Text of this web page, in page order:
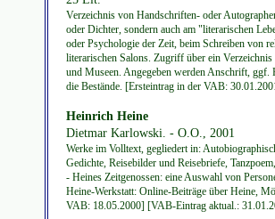
Verzeichnis von Handschriften- oder
oder Dichter, sondern auch am "literarischen
oder Psychologie der Zeit, beim Schreiben von
literarischen Salons. Zugriff über ein
und Museen. Angegeben werden Anschrift, ggf.
die Bestände. [Ersteintrag in der VAB:
Heinrich Heine
Dietmar Karlowski. - O.O., 2001
Werke im Volltext, gegliedert in:
Gedichte, Reisebilder und Reisebriefe,
- Heines Zeitgenossen: eine Auswahl von
Heine-Werkstatt: Online-Beiträge über Heine,
VAB: 18.05.2000] [VAB-Eintrag aktual.: